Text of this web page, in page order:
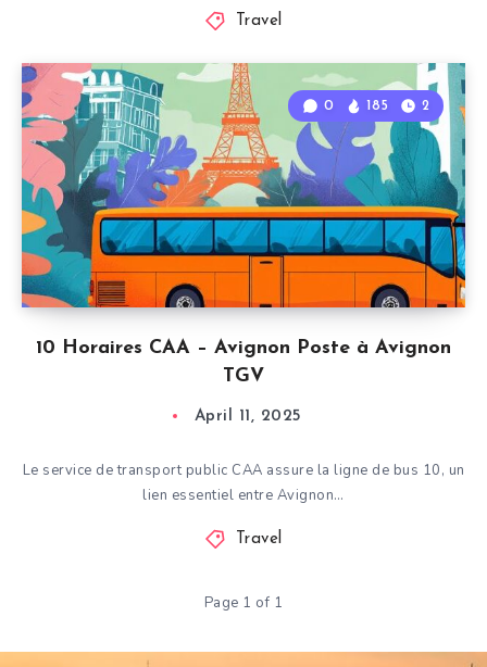
Travel
10 Horaires CAA – Avignon Poste à Avignon
TGV
0 185 2
April 11, 2025
Le service de transport public CAA assure la ligne de bus 10, un
lien essentiel entre Avignon…
Travel
Page 1 of 1